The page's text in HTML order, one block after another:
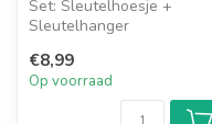
Set: Sleutelhoesje +
Sleutelhanger
€8,99
Op voorraad